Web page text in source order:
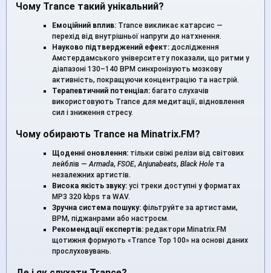
Чому Trance такий унікальний?
Емоційний вплив: Trance викликає катарсис —
перехід від внутрішньої напруги до натхнення.
Науково підтверджений ефект: дослідження
Амстердамського університету показали, що ритми у
діапазоні 130–140 BPM синхронізують мозкову
активність, покращуючи концентрацію та настрій.
Терапевтичний потенціал: багато слухачів
використовують Trance для медитації, відновлення
сил і зниження стресу.
Чому обирають Trance на Minatrix.FM?
Щоденні оновлення: тільки свіжі релізи від світових
лейблів —Armada, FSOE,Anjunabeats, Black Hole та
незалежних артистів.
Висока якість звуку: усі треки доступні у форматах
MP3 320 kbps та WAV.
Зручна система пошуку: фільтруйте за артистами,
BPM, піджанрами або настроєм.
Рекомендації експертів: редактори Minatrix.FM
щотижня формують «Trance Top 100» на основі даних
прослуховувань.